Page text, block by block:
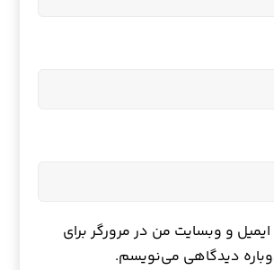
ایمیل و وبسایت من در مرورگر برای
دیدگاهی می‌نویسم.